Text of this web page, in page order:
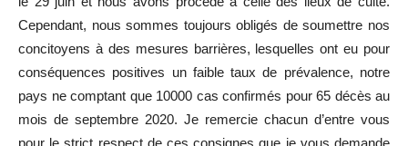
Cependant, nous sommes toujours obligés de soumettre nos
concitoyens à des mesures barrières, lesquelles ont eu pour
conséquences positives un faible taux de prévalence, notre
pays ne comptant que 10000 cas confirmés pour 65 décès au
mois de septembre 2020. Je remercie chacun d’entre vous
pour le strict respect de ces consignes que je vous demande